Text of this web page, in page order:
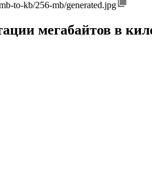
to-kb/256-mb/generated.jpg
мегабайтов в